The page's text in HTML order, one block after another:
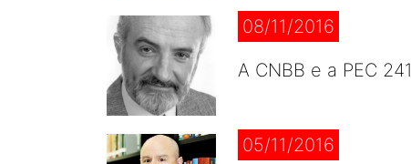
08/11/2016
A CNBB e a PEC 241
05/11/2016